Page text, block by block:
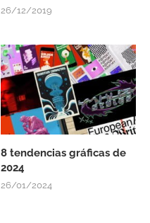
26/12/2019
8 tendencias gráficas de
2024
26/01/2024